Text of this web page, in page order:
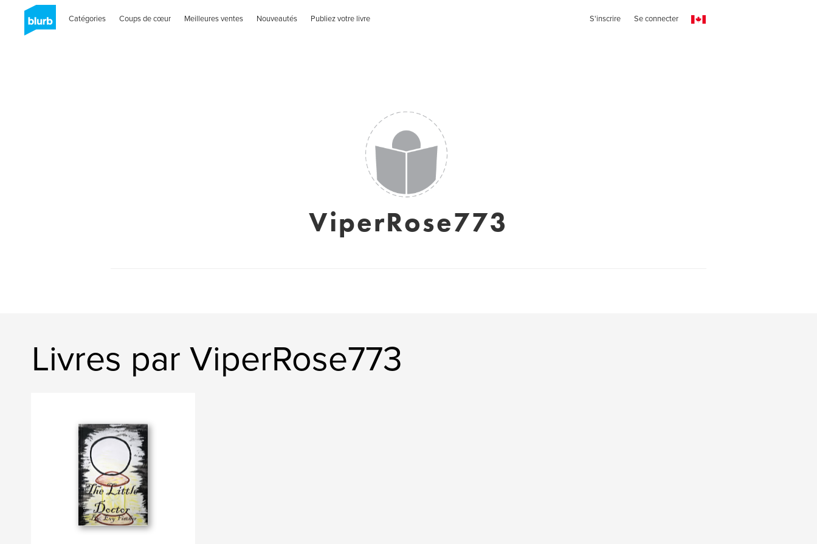
Catégories Coups de cœur Meilleures ventes Nouveautés Publiez votre livre S'inscrire Se connecter
ViperRose773
Livres par ViperRose773